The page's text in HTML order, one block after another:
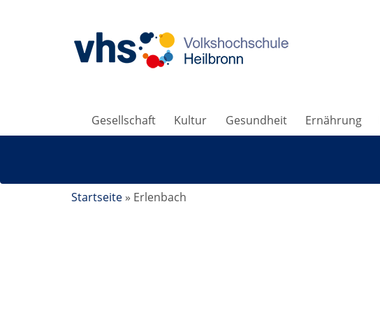
Gesellschaft Kultur Gesundheit Ernährung
Startseite » Erlenbach